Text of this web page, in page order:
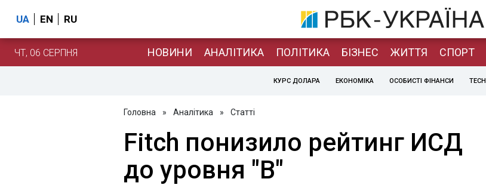
UA EN RU
ЧТ, 06 СЕРПНЯ НОВИНИ АНАЛІТИКА ПОЛІТИКА БІЗНЕС ЖИТТЯ СПОРТ
КУРС ДОЛАРА ЕКОНОМІКА ОСОБИСТІ ФІНАНСИ TECH
Головна » Аналітика » Статті
Fitch понизило рейтинг ИСД
до уровня "B"